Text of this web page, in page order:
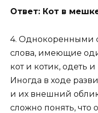
Ответ: Кот в
4. Однокоренными
слова, имеющие
кот и котик, одеть и
Иногда в ходе
и их внешний
сложно понять, что